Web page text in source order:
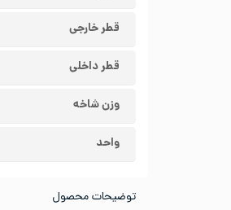
قطر خارجی
قطر داخلی
وزن شاخه
واحد
توضیحات محصول